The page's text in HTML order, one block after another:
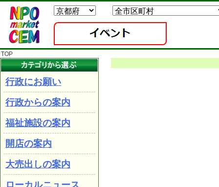
TOP
行政にお願い
行政からの案内
福祉施設の案内
開店の案内
大売出しの案内
ローカルニュース